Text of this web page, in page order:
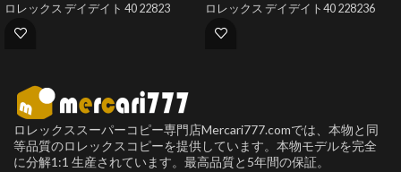
ロレックス デイデイト 40 22823 ロレックス デイデイト40 228236
ロレックススーパーコピー専門店Mercari777.comでは、本物と同
等品質のロレックスコピーを提供しています。本物モデルを完全
に分解1:1 生産されています。最高品質と5年間の保証。